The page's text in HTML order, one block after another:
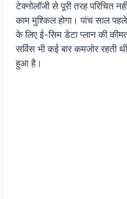
टेक्नोलॉजी से पूरी तरह परिचित
काम मुश्किल होगा। पांच साल
के लिए ई-सिम डेटा प्लान की
सर्विस भी कई बार कमजोर रहती
हुआ है।